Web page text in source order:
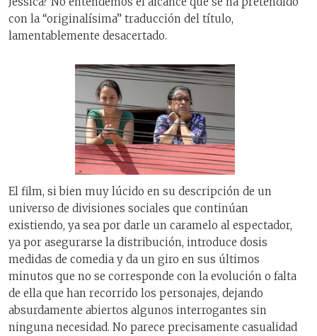
con la “originalísima” traducción del título,
lamentablemente desacertado.
El film, si bien muy lúcido en su descripción de un
universo de divisiones sociales que continúan
existiendo, ya sea por darle un caramelo al espectador,
ya por asegurarse la distribución, introduce dosis
medidas de comedia y da un giro en sus últimos
minutos que no se corresponde con la evolución o falta
de ella que han recorrido los personajes, dejando
absurdamente abiertos algunos interrogantes sin
ninguna necesidad. No parece precisamente casualidad